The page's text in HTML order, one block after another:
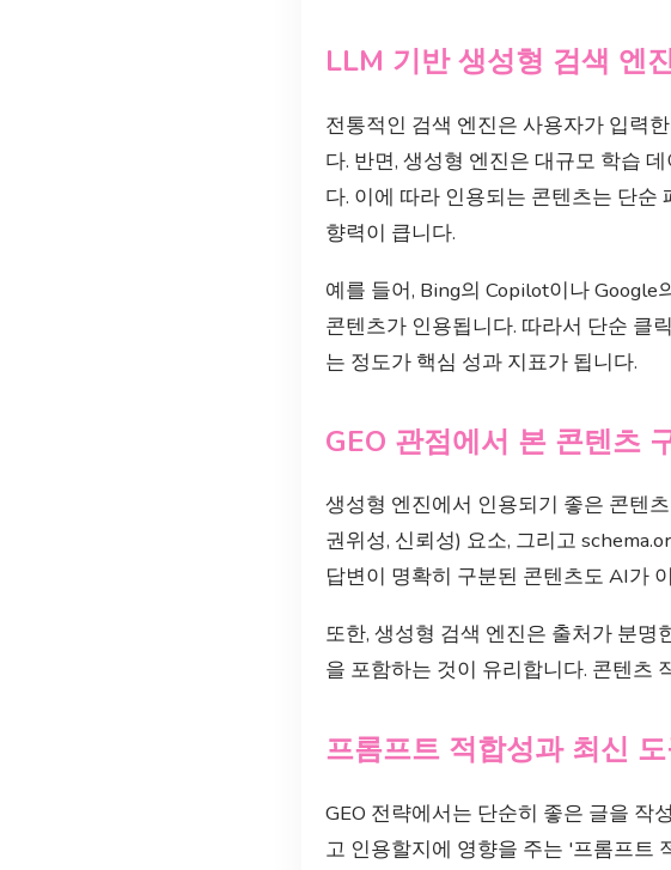
LLM 기반 생성형 검색 엔
전통적인 검색 엔진은 사용자가 입력
다. 반면, 생성형 엔진은 대규모 학습
다. 이에 따라 인용되는 콘텐츠는 단순
향력이 큽니다.
예를 들어, Bing의 Copilot이나
콘텐츠가 인용됩니다. 따라서 단순 클
는 정도가 핵심 성과 지표가 됩니다.
GEO 관점에서 본 콘텐츠
생성형 엔진에서 인용되기 좋은 콘텐
권위성, 신뢰성) 요소, 그리고
답변이 명확히 구분된 콘텐츠도 AI가
또한, 생성형 검색 엔진은 출처가 분명
을 포함하는 것이 유리합니다. 콘텐츠
프롬프트 적합성과 최신
GEO 전략에서는 단순히 좋은 글을 작
고 인용할지에 영향을 주는 '프롬프트